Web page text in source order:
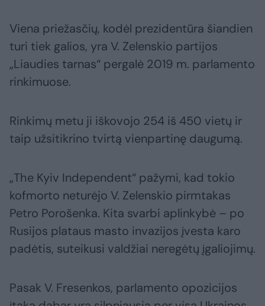
Viena priežasčių, kodėl prezidentūra šiandien
turi tiek galios, yra V. Zelenskio partijos
„Liaudies tarnas“ pergalė 2019 m. parlamento
rinkimuose.
Rinkimų metu ji iškovojo 254 iš 450 vietų ir
taip užsitikrino tvirtą vienpartinę daugumą.
„The Kyiv Independent“ pažymi, kad tokio
kofmorto neturėjo V. Zelenskio pirmtakas
Petro Porošenka. Kita svarbi aplinkybė – po
Rusijos plataus masto invazijos įvesta karo
padėtis, suteikusi valdžiai neregėtų įgaliojimų.
Pasak V. Fresenkos, parlamento opozicijos